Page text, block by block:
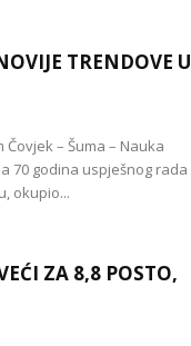
TRENDOVE U
– Šuma – Nauka
70 godina uspješnog rada
okupio...
ZA 8,8 POSTO,